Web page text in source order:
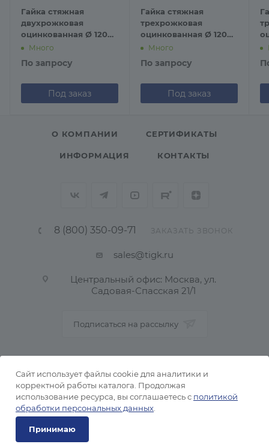
Гайка стяжная
двухрожковая
оцинкованная Ø 120
ммМного
По запросу
Под заказ
Гайка стяжная
трехрожковая
оцинкованная Ø 120
ммМного
По запросу
Под заказ
О КОМПАНИИ СЕРТИФИКАТЫ
ИНФОРМАЦИЯ КОНТАКТЫ
8 (800) 350-09-71 ЗАКАЗАТЬ ЗВОНОК
sales@tigk.ru
Центральный офис: Москва, ул.
Садовая-Спасская 21/1
Подписаться на рассылку
2026 © Тульский металлопрокатный завод
Сайт использует файлы cookie для аналитики и
корректной работы каталога. Продолжая
использование ресурса, вы соглашаетесь с политикой
обработки персональных данных
Принимаю